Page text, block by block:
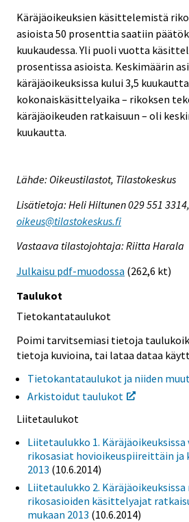
Käräjäoikeuksien käsittelemistä
asioista 50 prosenttia saatiin
kuukaudessa. Yli puoli vuotta
prosentissa asioista. Keskimäärin
käräjäoikeuksissa kului 3,5
kokonaiskäsittelyaika – rikoksen
käräjäoikeuden ratkaisuun – oli
kuukautta.
Lähde: Oikeustilastot, Tilastokeskus
Lisätietoja: Heli Hiltunen 029 551 3314,
oikeus@tilastokeskus.fi
Vastaava tilastojohtaja: Riitta Harala
Julkaisu pdf-muodossa (262,6 kt)
Taulukot
Tietokantataulukot
Poimi tarvitsemiasi tietoja
tietoja kuvioina, tai lataa dataa
Tietokantataulukot ja niiden
Arkistoidut taulukot
Liitetaulukot
Liitetaulukko 1.
rikosasiat hovioikeuspiireittäin ja
2013 (10.6.2014)
Liitetaulukko 2.
rikosasioiden käsittelyajat
mukaan 2013 (10.6.2014)